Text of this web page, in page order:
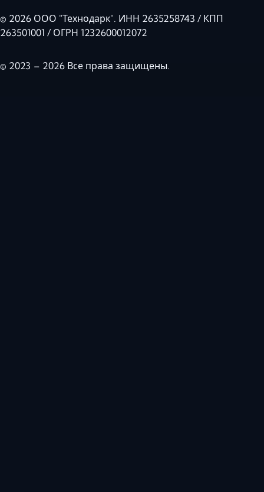
© 2026 ООО "Технодарк". ИНН 2635258743 / КПП
263501001 / ОГРН 1232600012072
© 2023 – 2026 Все права защищены.